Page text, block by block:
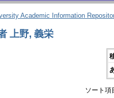
Academic Information
上野, 義栄
ソート項